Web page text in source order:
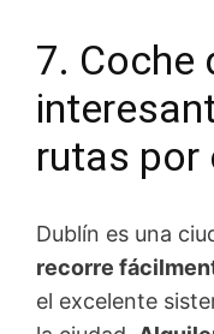
7. Coche
rutas por
Dublín es una
recorre
el excelente